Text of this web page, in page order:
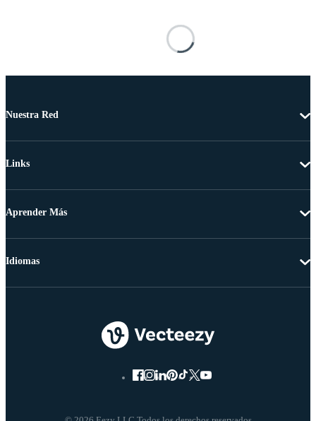
Nuestra Red
Links
Aprender Más
Idiomas